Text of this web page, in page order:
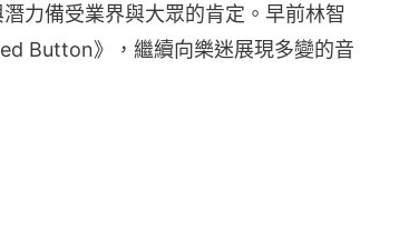
力備受業界與大眾的肯定。早前林智
Button》，繼續向樂迷展現多變的音